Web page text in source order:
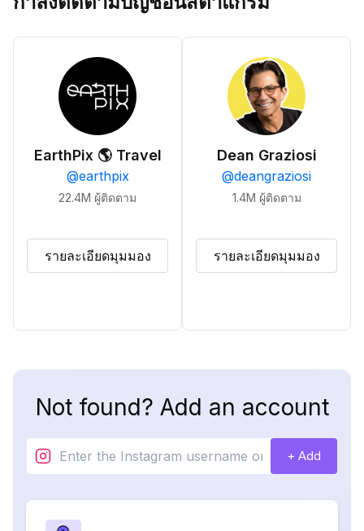
EarthPix 🌎 Travel
@earthpix
22.4M ผู้ติดตาม
รายละเอียดมุมมอง
Dean Graziosi
@deangraziosi
1.4M ผู้ติดตาม
รายละเอียดมุมมอง
Not found? Add an account
+ Add